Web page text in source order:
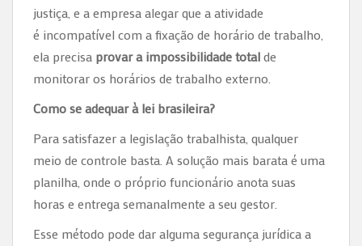
justiça, e a empresa alegar que a atividade
é incompatível com a fixação de horário de trabalho,
ela precisa provar a impossibilidade totalde
monitorar os horários de trabalho externo.
Como se adequar à lei brasileira?
Para satisfazer a legislação trabalhista, qualquer
meio de controle basta. A solução mais barata é uma
planilha, onde o próprio funcionário anota suas
horas e entrega semanalmente a seu gestor.
Esse método pode dar alguma segurança jurídica a